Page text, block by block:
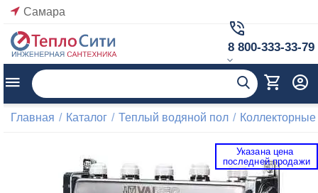
Самара
8 800-333-33-79
Главная / Каталог / Теплый водяной пол /
Указана цена
последней продажи